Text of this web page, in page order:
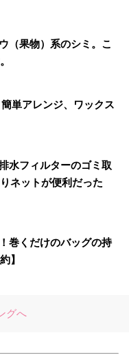
（果物）系のシミ。こ
単アレンジ、ワックス
水フィルターのゴミ取
ネットが便利だった
巻くだけのバッグの持
】
グへ